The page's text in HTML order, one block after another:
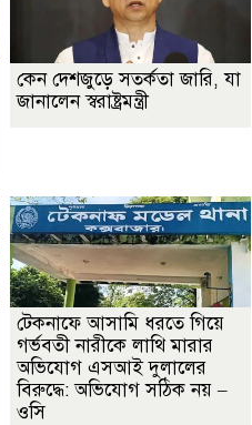
কেন দেশজুড়ে সতর্কতা জারি, যা
জানালেন স্বরাষ্ট্রমন্ত্রী
টেকনাফে আসামি ধরতে গিয়ে
গর্ভবতী নারীকে লাথি মারার
অভিযোগ এসআই দুলালের
বিরুদ্ধে: অভিযোগ সঠিক নয় –
ওসি